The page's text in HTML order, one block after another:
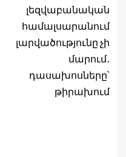
լեզվաբանական
համալսարանում
լարվածությունը չի
մարում․
դասախոսները՝
թիրախում